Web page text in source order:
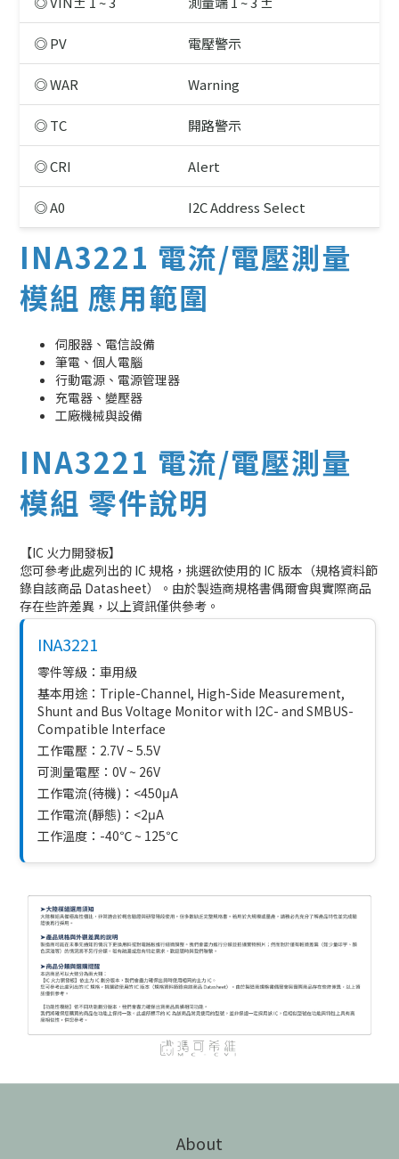
◎ PV 電壓警示
◎ WAR Warning
◎ TC 開路警示
◎ CRI Alert
◎ A0 I2C Address Select
INA3221 電流/電壓測量
模組 應用範圍
伺服器、電信設備
筆電、個人電腦
行動電源、電源管理器
充電器、變壓器
工廠機械與設備
INA3221 電流/電壓測量
模組 零件說明
【IC 火力開發板】
您可參考此處列出的 IC 規格，挑選欲使用的 IC 版本（規格資料節
錄自該商品 Datasheet）。由於製造商規格書偶爾會與實際商品
存在些許差異，以上資訊僅供參考。
INA3221
零件等級：車用級
基本用途：Triple-Channel, High-Side Measurement,
Shunt and Bus Voltage Monitor with I2C- and SMBUS-
Compatible Interface
工作電壓：2.7V ~ 5.5V
可測量電壓：0V ~ 26V
工作電流(待機)：<450μA
工作電流(靜態)：<2μA
工作溫度：-40℃ ~ 125℃
About